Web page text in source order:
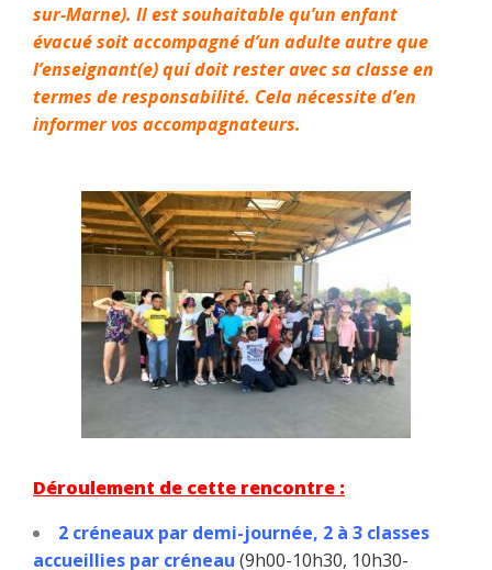
sur-Marne). Il est souhaitable qu’un enfant
évacué soit accompagné d’un adulte autre que
l’enseignant(e) qui doit rester avec sa classe en
termes de responsabilité. Cela nécessite d’en
informer vos accompagnateurs.
Déroulement de cette rencontre :
2 créneaux par demi-journée, 2 à 3 classes
accueillies par créneau (9h00-10h30, 10h30-